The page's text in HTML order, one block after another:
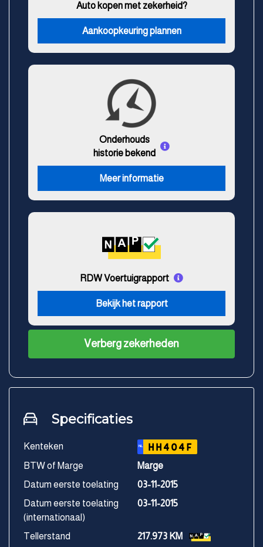
Auto kopen met zekerheid?
Aankoopkeuring plannen
Onderhouds
historie bekend
Meer informatie
RDW Voertuigrapport
Bekijk het rapport
Verberg zekerheden
Specificaties
Kenteken NL HH404F
BTW of Marge
Marge
Datum eerste toelating
03-11-2015
Datum eerste toelating
(internationaal)
03-11-2015
Tellerstand
217.973 KM